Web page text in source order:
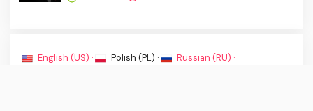
English (US) · Polish (PL) ·
Russian (RU) ·